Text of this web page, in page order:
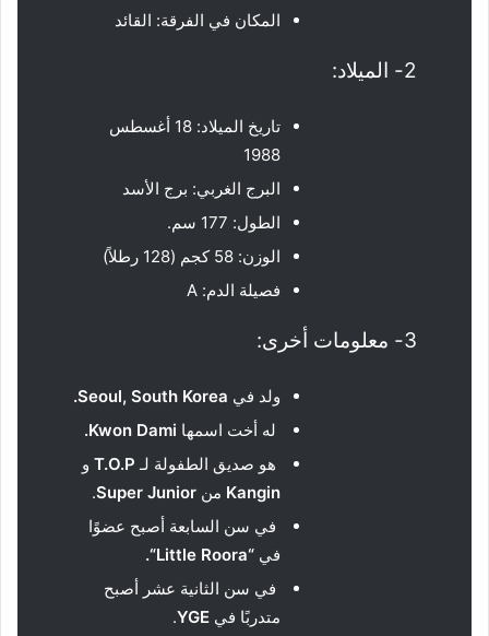
المكان في الفرقة: القائد
2- الميلاد:
تاريخ الميلاد: 18 أغسطس
1988
البرج الغربي: برج الأسد
الطول: 177 سم.
الوزن: 58 كجم (128 رطلاً)
فصيلة الدم: A
3- معلومات أخرى:
ولد في Seoul, South Korea
.
له أخت اسمها Kwon Dami
.
هو صديق الطفولة لـ T.O.P و
Kangin من Super Junior
.
في سن السابعة أصبح عضوًا
في “
Little Roora
“.
في سن الثانية عشر أصبح
متدربًا في YGE
.